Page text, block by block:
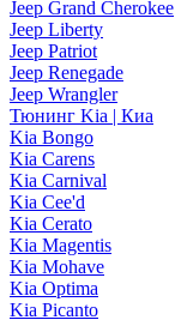
Jeep Grand Cherokee
Jeep Liberty
Jeep Patriot
Jeep Renegade
Jeep Wrangler
Тюнинг Kia | Киа
Kia Bongo
Kia Carens
Kia Carnival
Kia Cee'd
Kia Cerato
Kia Magentis
Kia Mohave
Kia Optima
Kia Picanto